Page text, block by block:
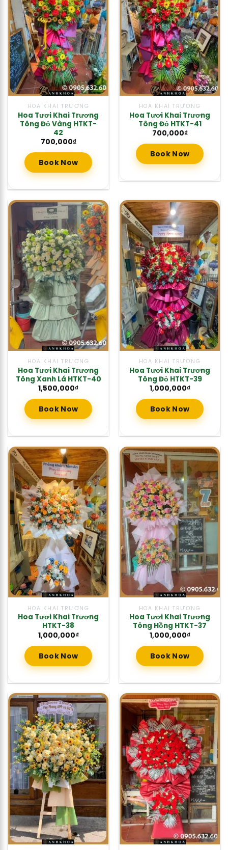
HOA KHAI TRƯƠNG
Hoa Tươi Khai Trương
Tông Đỏ Vàng HTKT-
42
700,000₫
Book Now
HOA KHAI TRƯƠNG
Hoa Tươi Khai Trương
Tông Đỏ HTKT-41
700,000₫
Book Now
HOA KHAI TRƯƠNG
Hoa Tươi Khai Trương
Tông Xanh Lá HTKT-40
1,500,000₫
Book Now
HOA KHAI TRƯƠNG
Hoa Tươi Khai Trương
Tông Đỏ HTKT-39
1,000,000₫
Book Now
HOA KHAI TRƯƠNG
Hoa Tươi Khai Trương
HTKT-38
1,000,000₫
Book Now
HOA KHAI TRƯƠNG
Hoa Tươi Khai Trương
Tông Hồng HTKT-37
1,000,000₫
Book Now